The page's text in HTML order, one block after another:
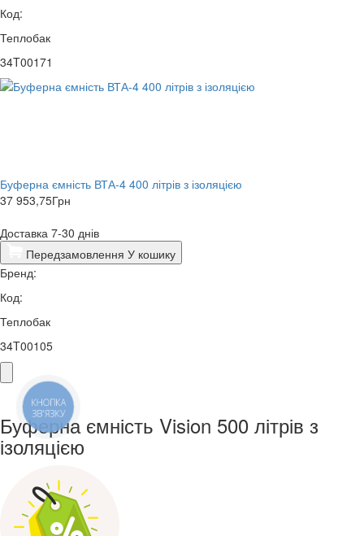
Код:
Теплобак
34T00171
Буферна ємність ВТА-4 400 літрів з ізоляцією
37 953,75Грн
Доставка 7-30 днів
Передзамовлення У кошику
Бренд:
Код:
Теплобак
34T00105
Буферна ємність Vision 500 літрів з
ізоляцією
КНОПКА
ЗВ'ЯЗКУ